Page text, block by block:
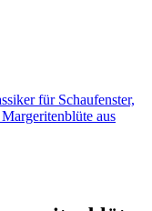
für Schaufenster,
aus